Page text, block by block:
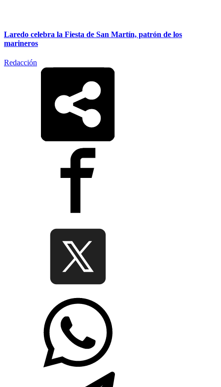
Laredo celebra la Fiesta de San Martín, patrón de los
marineros
Redacción